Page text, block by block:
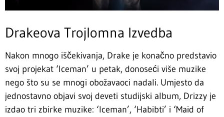
Drakeova Trojlomna Izvedba
Nakon mnogo iščekivanja, Drake je konačno predstavio
svoj projekat ‘Iceman’ u petak, donoseći više muzike
nego što su se mnogi obožavaoci nadali. Umjesto da
jednostavno objavi svoj deveti studijski album, Drizzy je
izdao tri zbirke muzike: ‘Iceman’, ‘Habibti’ i ‘Maid of